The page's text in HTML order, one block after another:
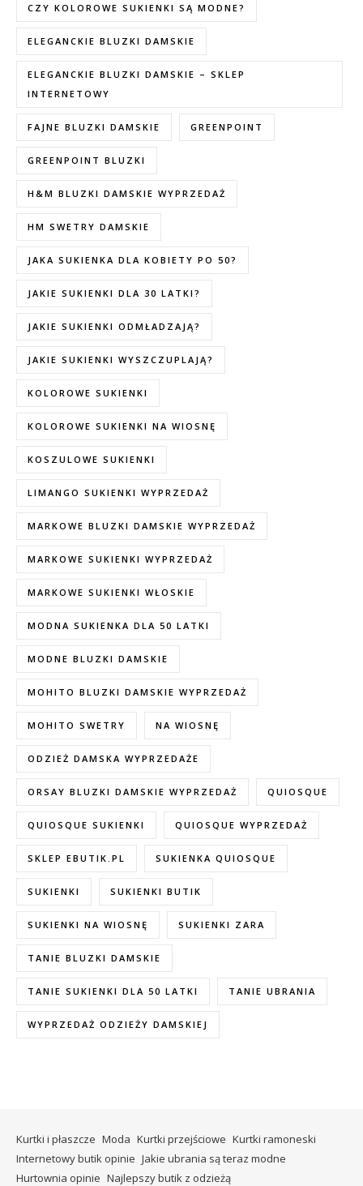
CZY KOLOROWE SUKIENKI SĄ MODNE?
ELEGANCKIE BLUZKI DAMSKIE
ELEGANCKIE BLUZKI DAMSKIE – SKLEP
INTERNETOWY
FAJNE BLUZKI DAMSKIE GREENPOINT
GREENPOINT BLUZKI
H&M BLUZKI DAMSKIE WYPRZEDAŻ
HM SWETRY DAMSKIE
JAKA SUKIENKA DLA KOBIETY PO 50?
JAKIE SUKIENKI DLA 30 LATKI?
JAKIE SUKIENKI ODMŁADZAJĄ?
JAKIE SUKIENKI WYSZCZUPLAJĄ?
KOLOROWE SUKIENKI
KOLOROWE SUKIENKI NA WIOSNĘ
KOSZULOWE SUKIENKI
LIMANGO SUKIENKI WYPRZEDAŻ
MARKOWE BLUZKI DAMSKIE WYPRZEDAŻ
MARKOWE SUKIENKI WYPRZEDAŻ
MARKOWE SUKIENKI WŁOSKIE
MODNA SUKIENKA DLA 50 LATKI
MODNE BLUZKI DAMSKIE
MOHITO BLUZKI DAMSKIE WYPRZEDAŻ
MOHITO SWETRY NA WIOSNĘ
ODZIEŻ DAMSKA WYPRZEDAŻE
ORSAY BLUZKI DAMSKIE WYPRZEDAŻ QUIOSQUE
QUIOSQUE SUKIENKI QUIOSQUE WYPRZEDAŻ
SKLEP EBUTIK.PL SUKIENKA QUIOSQUE
SUKIENKI SUKIENKI BUTIK
SUKIENKI NA WIOSNĘ SUKIENKI ZARA
TANIE BLUZKI DAMSKIE
TANIE SUKIENKI DLA 50 LATKI TANIE UBRANIA
WYPRZEDAŻ ODZIEŻY DAMSKIEJ
Kurtki i płaszcze Moda Kurtki przejściowe Kurtki ramoneski
Internetowy butik opinie Jakie ubrania są teraz modne
Hurtownia opinie Najlepszy butik z odzieżą